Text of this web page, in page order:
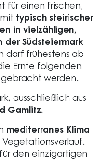
für einen frischen,
typisch steirischer
in vielzähligen,
der Südsteiermark
darf frühestens ab
Ernte folgenden
gebracht werden.
ausschließlich aus
Gamlitz.
mediterranes Klima
den einzigartigen